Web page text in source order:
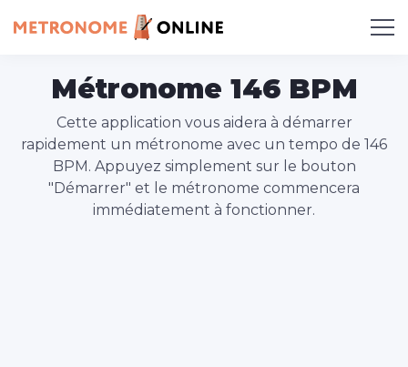
Métronome 146 BPM
Cette application vous aidera à démarrer
rapidement un métronome avec un tempo de 146
BPM. Appuyez simplement sur le bouton
"Démarrer" et le métronome commencera
immédiatement à fonctionner.